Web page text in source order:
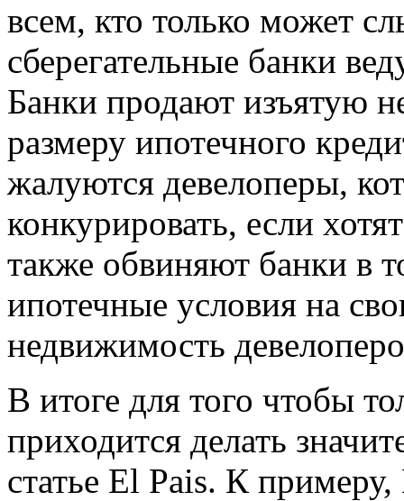
всем, кто только может
сберегательные банки
Банки продают изъятую
размеру ипотечного
жалуются девелоперы,
конкурировать, если
также обвиняют банки в
ипотечные условия на
недвижимость
В итоге для того чтобы
приходится делать
статье El Pais. К